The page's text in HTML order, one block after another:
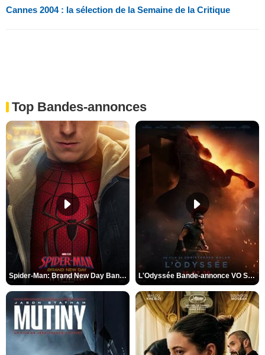
Cannes 2004 : la sélection de la Semaine de la Critique
Top Bandes-annonces
Spider-Man: Brand New Day Bande-annonce VO STFR L'Odyssée Bande-annonce VO STFR